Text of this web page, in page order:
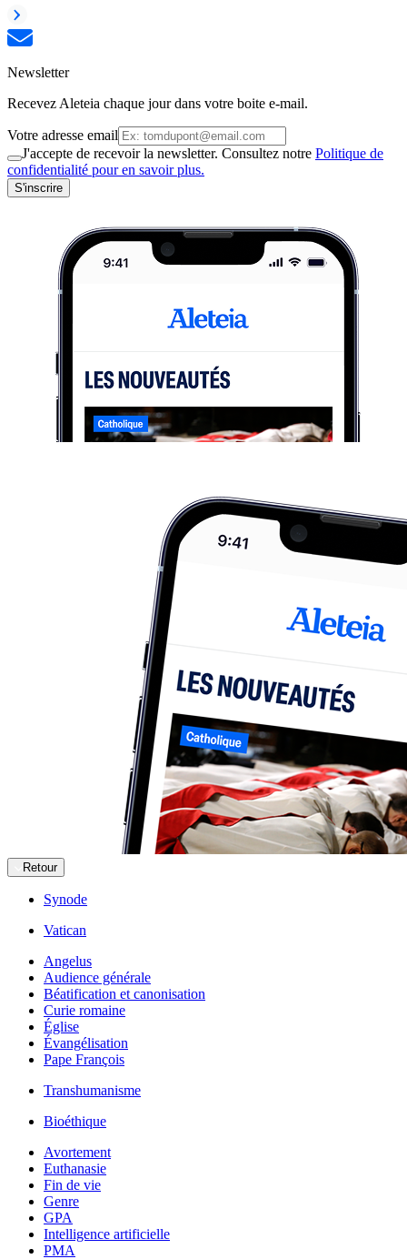
Newsletter
Recevez Aleteia chaque jour dans votre boite e-mail.
Votre adresse email
J'accepte de recevoir la newsletter. Consultez notre Politique de
confidentialité pour en savoir plus.
S'inscrire
Retour
Synode
Vatican
Angelus
Audience générale
Béatification et canonisation
Curie romaine
Église
Évangélisation
Pape François
Transhumanisme
Bioéthique
Avortement
Euthanasie
Fin de vie
Genre
GPA
Intelligence artificielle
PMA